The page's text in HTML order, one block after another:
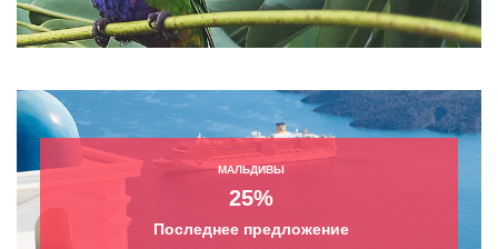
МАЛЬДИВЫ
25%
Последнее предложение